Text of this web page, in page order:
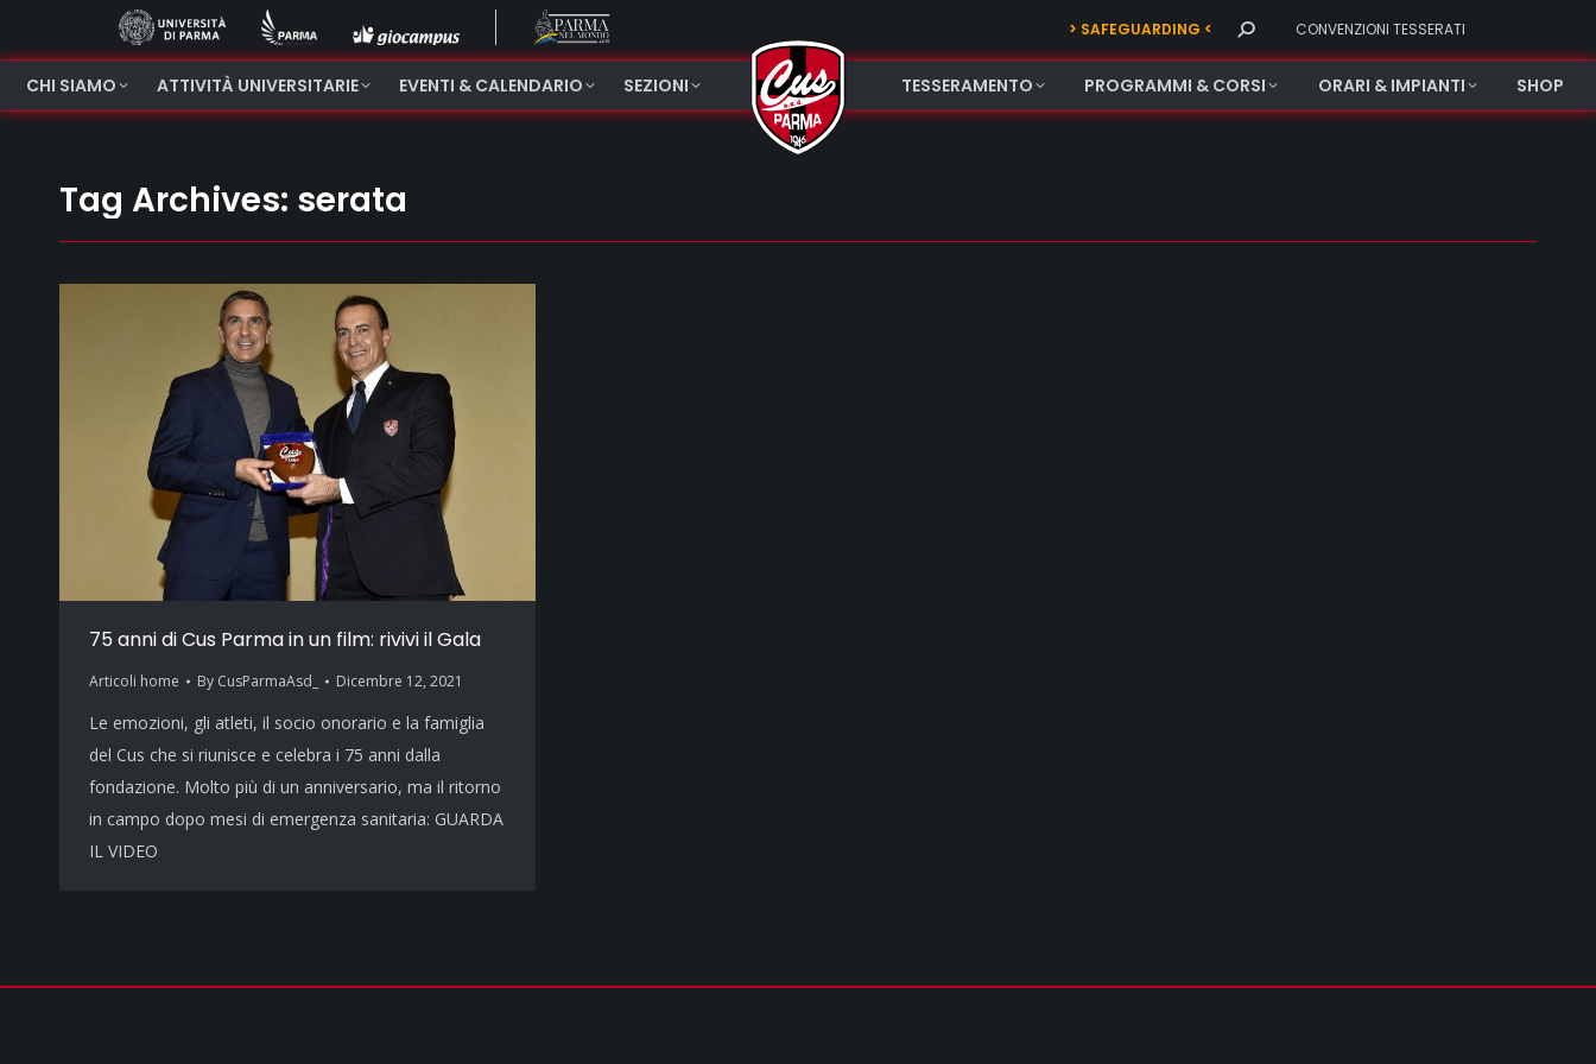
> SAFEGUARDING < Search: CONVENZIONI TESSERATI
CHI SIAMO ATTIVITÀ UNIVERSITARIE EVENTI & CALENDARIO SEZIONI TESSERAMENTO PROGRAMMI & CORSI ORARI & IMPIANTI SHOP
Tag Archives: serata
75 anni di Cus Parma in un film: rivivi il Gala
Articoli home By CusParmaAsd_ Dicembre 12, 2021
Le emozioni, gli atleti, il socio onorario e la famiglia
del Cus che si riunisce e celebra i 75 anni dalla
fondazione. Molto più di un anniversario, ma il ritorno
in campo dopo mesi di emergenza sanitaria: GUARDA
IL VIDEO